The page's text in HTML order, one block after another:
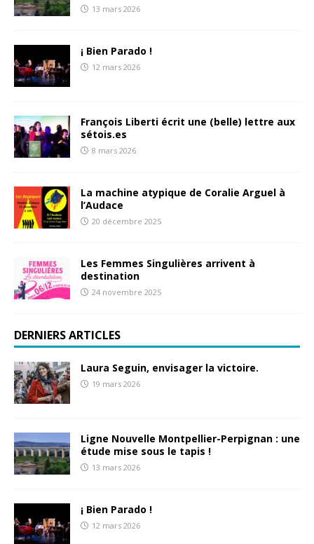
13 mars 2026
¡ Bien Parado !
12 mars 2026
François Liberti écrit une (belle) lettre aux
sétois.es
8 mars 2026
La machine atypique de Coralie Arguel à
l’Audace
20 décembre 2025
Les Femmes Singulières arrivent à
destination
24 novembre 2025
DERNIERS ARTICLES
Laura Seguin, envisager la victoire.
19 mars 2026
Ligne Nouvelle Montpellier-Perpignan : une
étude mise sous le tapis !
13 mars 2026
¡ Bien Parado !
12 mars 2026